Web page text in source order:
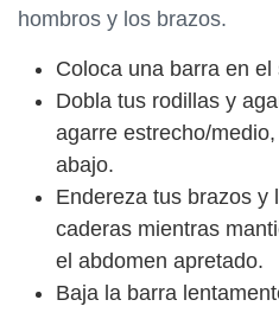
hombros y los brazos.
Coloca una barra en
Dobla tus rodillas y
agarre estrecho/
abajo.
Endereza tus brazos y
caderas mientras
el abdomen apretado.
Baja la barra